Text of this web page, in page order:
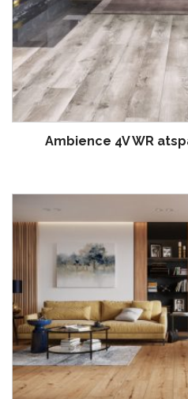
Ambience 4V WR